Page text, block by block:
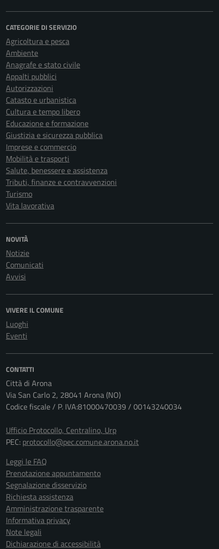
CATEGORIE DI SERVIZIO
Agricoltura e pesca
Ambiente
Anagrafe e stato civile
Appalti pubblici
Autorizzazioni
Catasto e urbanistica
Cultura e tempo libero
Educazione e formazione
Giustizia e sicurezza pubblica
Imprese e commercio
Mobilità e trasporti
Salute, benessere e assistenza
Tributi, finanze e contravvenzioni
Turismo
Vita lavorativa
NOVITÀ
Notizie
Comunicati
Avvisi
VIVERE IL COMUNE
Luoghi
Eventi
CONTATTI
Città di Arona
Via San Carlo 2, 28041 Arona (NO)
Codice fiscale / P. IVA:81000470039 / 00143240034
Ufficio Protocollo, Centralino, Urp
PEC: protocollo@pec.comune.arona.no.it
Leggi le FAQ
Prenotazione appuntamento
Segnalazione disservizio
Richiesta assistenza
Amministrazione trasparente
Informativa privacy
Note legali
Dichiarazione di accessibilità